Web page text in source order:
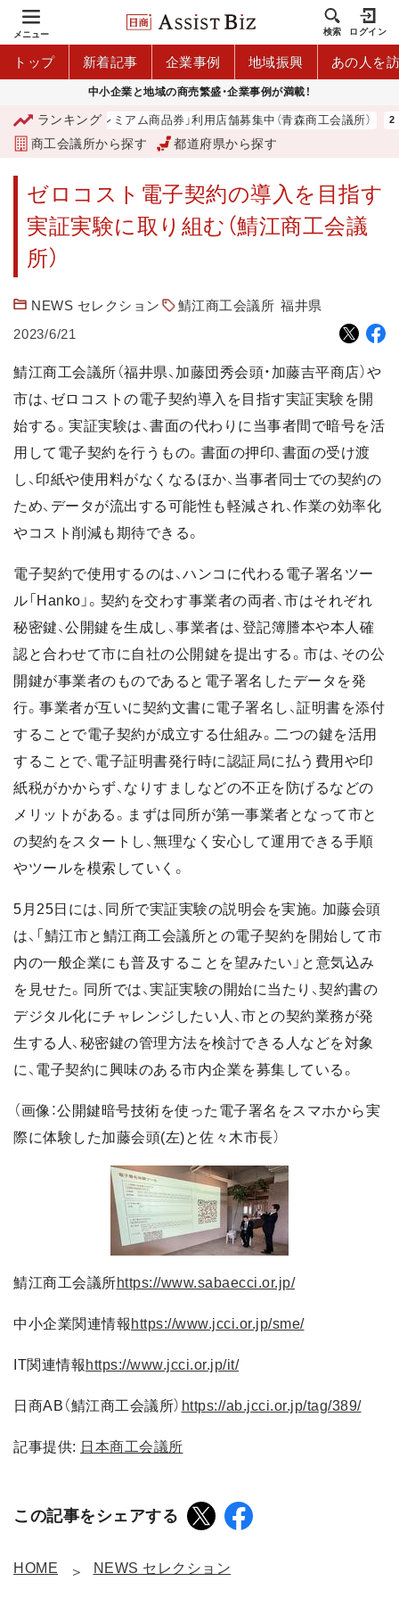
メニュー 検索 ログイン
トップ 新着記事 企業事例 地域振興 あの人を
中小企業と地域の商売繁盛・企業事例が満載！
ランキング
「青森市プレミアム商品券」利用店舗募集中（青森商工会議所）
商工会議所から探す 都道府県から探す
ゼロコスト電子契約の導入を目指す
実証実験に取り組む（鯖江商工会議
所）
NEWS セレクション 鯖江商工会議所 福井県
2023/6/21
鯖江商工会議所（福井県、加藤団秀会頭・加藤吉平商店）や
市は、ゼロコストの電子契約導入を目指す実証実験を開
始する。実証実験は、書面の代わりに当事者間で暗号を活
用して電子契約を行うもの。書面の押印、書面の受け渡
し、印紙や使用料がなくなるほか、当事者同士での契約の
ため、データが流出する可能性も軽減され、作業の効率化
やコスト削減も期待できる。
電子契約で使用するのは、ハンコに代わる電子署名ツー
ル「Hanko」。契約を交わす事業者の両者、市はそれぞれ
秘密鍵、公開鍵を生成し、事業者は、登記簿謄本や本人確
認と合わせて市に自社の公開鍵を提出する。市は、その公
開鍵が事業者のものであると電子署名したデータを発
行。事業者が互いに契約文書に電子署名し、証明書を添付
することで電子契約が成立する仕組み。二つの鍵を活用
することで、電子証明書発行時に認証局に払う費用や印
紙税がかからず、なりすましなどの不正を防げるなどの
メリットがある。まずは同所が第一事業者となって市と
の契約をスタートし、無理なく安心して運用できる手順
やツールを模索していく。
5月25日には、同所で実証実験の説明会を実施。加藤会頭
は、「鯖江市と鯖江商工会議所との電子契約を開始して市
内の一般企業にも普及することを望みたい」と意気込み
を見せた。同所では、実証実験の開始に当たり、契約書の
デジタル化にチャレンジしたい人、市との契約業務が発
生する人、秘密鍵の管理方法を検討できる人などを対象
に、電子契約に興味のある市内企業を募集している。
（画像：公開鍵暗号技術を使った電子署名をスマホから実
際に体験した加藤会頭(左)と佐々木市長）
鯖江商工会議所https://www.sabaecci.or.jp/
中小企業関連情報 https://www.jcci.or.jp/sme/
IT関連情報 https://www.jcci.or.jp/it/
日商AB（鯖江商工会議所） https://ab.jcci.or.jp/tag/389/
記事提供: 日本商工会議所
この記事をシェアする
HOME NEWS セレクション